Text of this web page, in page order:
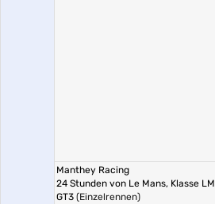
Manthey Racing
24 Stunden von Le Mans, Klasse LM
GT3 (Einzelrennen)